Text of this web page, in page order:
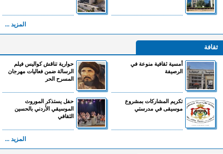
المزيد ...
ثقافة
أمسية ثقافية منوعة في
الرصيفة
حوارية تناقش كواليس فيلم
الرسالة ضمن فعاليات مهرجان
المسرح الحر
تكريم المشاركات بمشروع
موسيقى في مدرستي
حفل يستذكر الموروث
الموسيقي الأردني بالحسين
الثقافي
المزيد ...